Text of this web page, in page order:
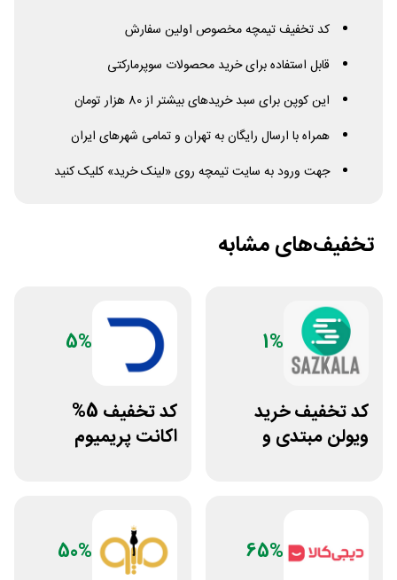
کد تخفیف تیمچه مخصوص اولین سفارش
قابل استفاده برای خرید محصولات سوپرمارکتی
این کوپن برای سبد خریدهای بیشتر از 80 هزار تومان
همراه با ارسال رایگان به تهران و تمامی شهرهای ایران
جهت ورود به سایت تیمچه روی «لینک خرید» کلیک کنید
تخفیف‌های مشابه
1%
کد تخفیف خرید
ویولن مبتدی و
5%
کد تخفیف 5%
اکانت پریمیوم
65%
50%